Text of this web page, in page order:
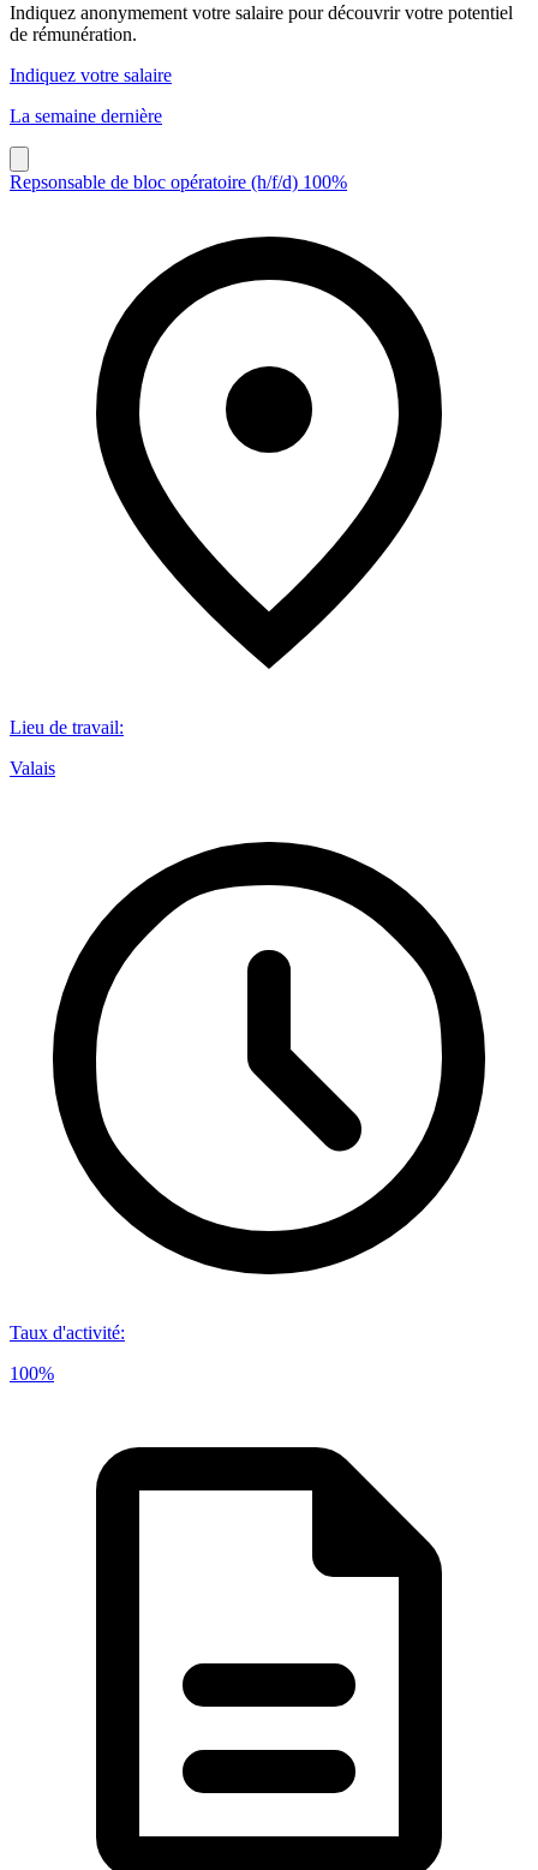
Indiquez anonymement votre salaire pour découvrir votre potentiel
de rémunération.
Indiquez votre salaire
La semaine dernière
Repsonsable de bloc opératoire (h/f/d) 100%
Lieu de travail:
Valais
Taux d'activité:
100%